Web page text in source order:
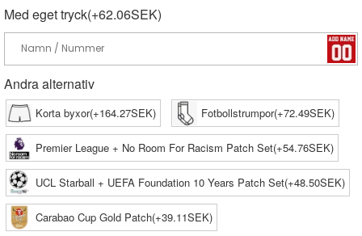
Med eget tryck(+62.06SEK)
Andra alternativ
Korta byxor(+164.27SEK) Fotbollstrumpor(+72.49SEK)
Premier League + No Room For Racism Patch Set(+54.76SEK)
UCL Starball + UEFA Foundation 10 Years Patch Set(+48.50SEK)
Carabao Cup Gold Patch(+39.11SEK)